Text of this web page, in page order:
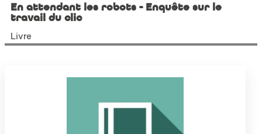
En attendant les robots - Enquête sur le
travail du clic
Livre